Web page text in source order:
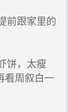
前跟家里的
饼，太瘦
看周叙白一